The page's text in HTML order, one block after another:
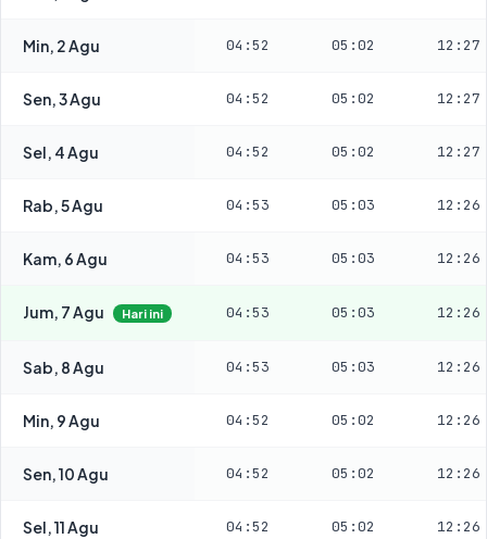
Min, 2 Agu 04:52 05:02 12:27
Sen, 3 Agu 04:52 05:02 12:27
Sel, 4 Agu 04:52 05:02 12:27
Rab, 5 Agu 04:53 05:03 12:26
Kam, 6 Agu 04:53 05:03 12:26
Jum, 7 Agu Hari ini 04:53 05:03 12:26
Sab, 8 Agu 04:53 05:03 12:26
Min, 9 Agu 04:52 05:02 12:26
Sen, 10 Agu 04:52 05:02 12:26
Sel, 11 Agu 04:52 05:02 12:26